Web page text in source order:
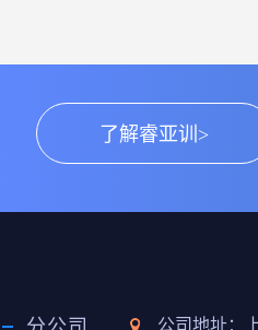
了解睿亚训>
公司地址：